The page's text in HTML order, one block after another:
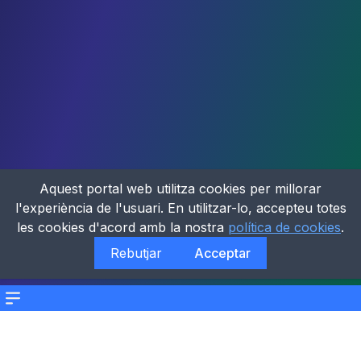
Menu
Aquest portal web utilitza cookies per millorar
l'experiència de l'usuari. En utilitzar-lo, accepteu totes
les cookies d'acord amb la nostra política de cookies.
Rebutjar
Acceptar